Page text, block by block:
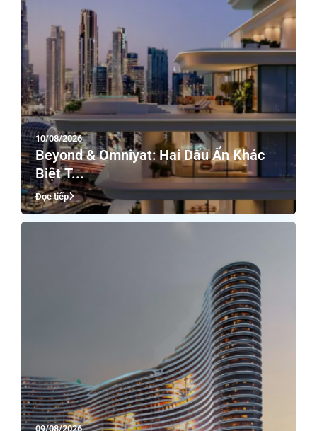
10/08/2026
Beyond & Omniyat: Hai Dấu Ấn Khác
Biệt T...
Đọc tiếp
09/08/2026